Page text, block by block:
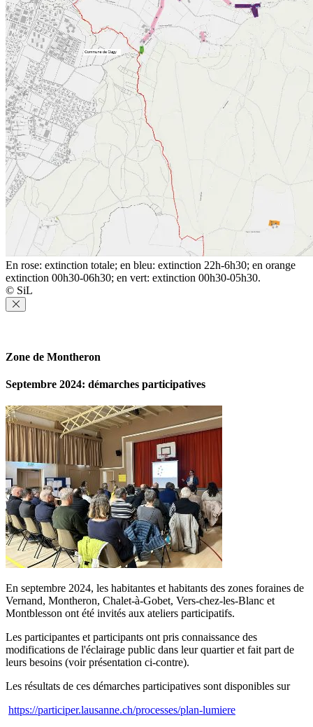
En rose: extinction totale; en bleu: extinction 22h-6h30; en orange
extinction 00h30-06h30; en vert: extinction 00h30-05h30.
© SiL
Zone de Montheron
Septembre 2024: démarches participatives
En septembre 2024, les habitantes et habitants des zones foraines de
Vernand, Montheron, Chalet-à-Gobet, Vers-chez-les-Blanc et
Montblesson ont été invités aux ateliers participatifs.
Les participantes et participants ont pris connaissance des
modifications de l'éclairage public dans leur quartier et fait part de
leurs besoins (voir présentation ci-contre).
Les résultats de ces démarches participatives sont disponibles sur
https://participer.lausanne.ch/processes/plan-lumiere